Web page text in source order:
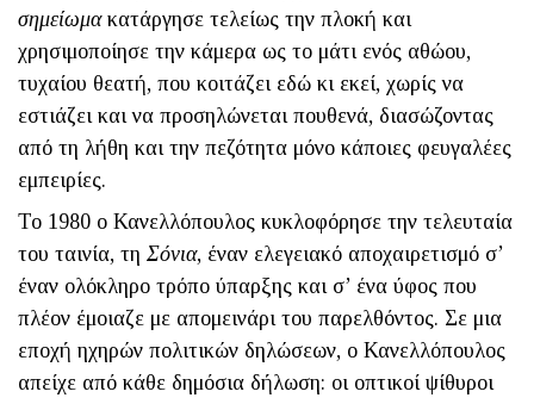
σημείωμακατάργησε τελείως την πλοκή και
χρησιμοποίησε την κάμερα ως το μάτι ενός αθώου,
τυχαίου θεατή, που κοιτάζει εδώ κι εκεί, χωρίς να
εστιάζει και να προσηλώνεται πουθενά, διασώζοντας
από τη λήθη και την πεζότητα μόνο κάποιες φευγαλέες
εμπειρίες.
Το 1980 ο Κανελλόπουλος κυκλοφόρησε την τελευταία
του ταινία, τη Σόνια, έναν ελεγειακό αποχαιρετισμό σ’
έναν ολόκληρο τρόπο ύπαρξης και σ’ ένα ύφος που
πλέον έμοιαζε με απομεινάρι του παρελ­θόντος. Σε μια
εποχή ηχηρών πολιτικών δηλώσεων, ο Κανελλόπουλος
απείχε από κάθε δημόσια δήλωση: οι οπτικοί ψίθυροι